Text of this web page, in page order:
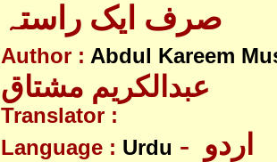
صرف ایک راستہ
Author : Abdul Kareem
عبدالکریم مشتاق
Translator :
Language : Urdu